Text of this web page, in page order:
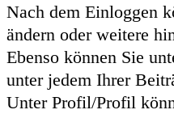
Nach dem Einloggen
ändern oder weitere
Ebenso können Sie
unter jedem Ihrer
Unter Profil/Profil